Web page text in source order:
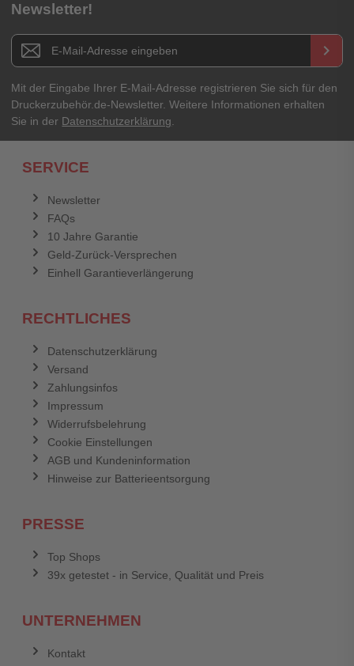
Newsletter!
Newsletter E-Mail Adresse keyboard_arrow_right
Mit der Eingabe Ihrer E-Mail-Adresse registrieren Sie sich für den
Druckerzubehör.de-Newsletter. Weitere Informationen erhalten
Sie in der Datenschutzerklärung
SERVICE
Newsletter
FAQs
10 Jahre Garantie
Geld-Zurück-Versprechen
Einhell Garantieverlängerung
RECHTLICHES
Datenschutzerklärung
Versand
Zahlungsinfos
Impressum
Widerrufsbelehrung
Cookie Einstellungen
AGB und Kundeninformation
Hinweise zur Batterieentsorgung
PRESSE
Top Shops
39x getestet - in Service, Qualität und Preis
UNTERNEHMEN
Kontakt